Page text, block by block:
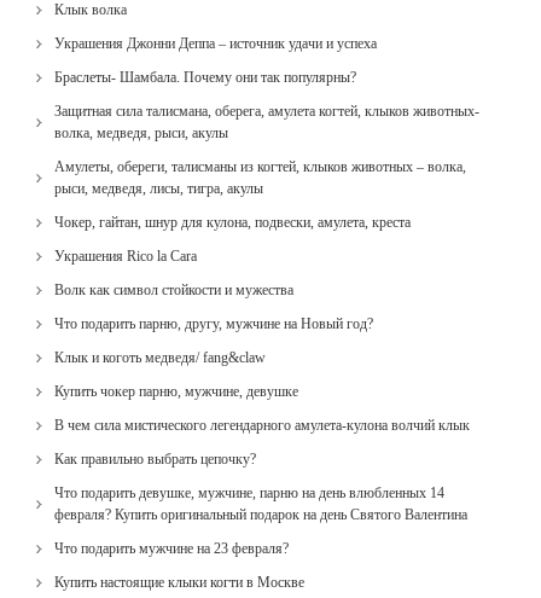
Клык волка
Украшения Джонни Деппа – источник удачи и успеха
Браслеты- Шамбала. Почему они так популярны?
Защитная сила талисмана, оберега, амулета когтей, клыков животных-
волка, медведя, рыси, акулы
Амулеты, обереги, талисманы из когтей, клыков животных – волка,
рыси, медведя, лисы, тигра, акулы
Чокер, гайтан, шнур для кулона, подвески, амулета, креста
Украшения Rico la Cara
Волк как символ стойкости и мужества
Что подарить парню, другу, мужчине на Новый год?
Клык и коготь медведя/ fang&claw
Купить чокер парню, мужчине, девушке
В чем сила мистического легендарного амулета-кулона волчий клык
Как правильно выбрать цепочку?
Что подарить девушке, мужчине, парню на день влюбленных 14
февраля? Купить оригинальный подарок на день Святого Валентина
Что подарить мужчине на 23 февраля?
Купить настоящие клыки когти в Москве